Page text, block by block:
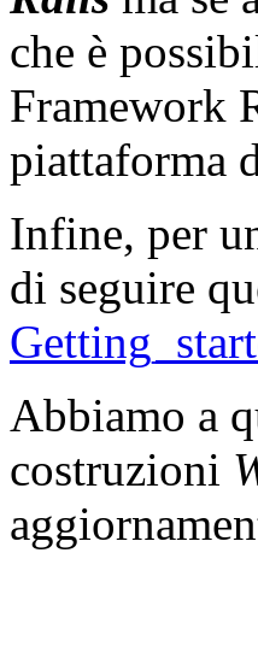
che è
Framework
piattaforma
Infine, per
di seguire
Abbiamo a
costruzioni